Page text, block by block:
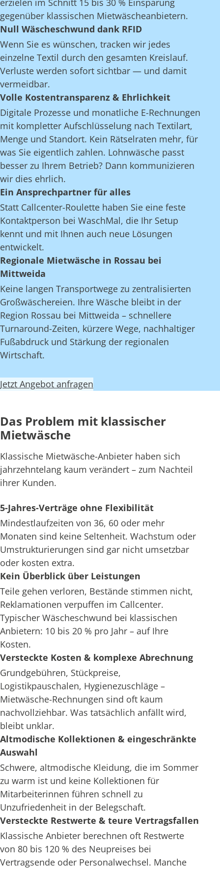
erzielen im Schnitt 15 bis 30 % Einsparung
gegenüber klassischen Mietwäscheanbietern.
Null Wäscheschwund dank RFID
Wenn Sie es wünschen, tracken wir jedes
einzelne Textil durch den gesamten Kreislauf.
Verluste werden sofort sichtbar — und damit
vermeidbar.
Volle Kostentransparenz & Ehrlichkeit
Digitale Prozesse und monatliche E-Rechnungen
mit kompletter Aufschlüsselung nach Textilart,
Menge und Standort. Kein Rätselraten mehr, für
was Sie eigentlich zahlen. Lohnwäsche passt
besser zu Ihrem Betrieb? Dann kommunizieren
wir dies ehrlich.
Ein Ansprechpartner für alles
Statt Callcenter-Roulette haben Sie eine feste
Kontaktperson bei WaschMal, die Ihr Setup
kennt und mit Ihnen auch neue Lösungen
entwickelt.
Regionale Mietwäsche in Rossau bei
Mittweida
Keine langen Transportwege zu zentralisierten
Großwäschereien. Ihre Wäsche bleibt in der
Region Rossau bei Mittweida – schnellere
Turnaround-Zeiten, kürzere Wege, nachhaltiger
Fußabdruck und Stärkung der regionalen
Wirtschaft.
Jetzt Angebot anfragen
Das Problem mit klassischer
Mietwäsche
Klassische Mietwäsche-Anbieter haben sich
jahrzehntelang kaum verändert – zum Nachteil
ihrer Kunden.
5-Jahres-Verträge ohne Flexibilität
Mindestlaufzeiten von 36, 60 oder mehr
Monaten sind keine Seltenheit. Wachstum oder
Umstrukturierungen sind gar nicht umsetzbar
oder kosten extra.
Kein Überblick über Leistungen
Teile gehen verloren, Bestände stimmen nicht,
Reklamationen verpuffen im Callcenter.
Typischer Wäscheschwund bei klassischen
Anbietern: 10 bis 20 % pro Jahr – auf Ihre
Kosten.
Versteckte Kosten & komplexe Abrechnung
Grundgebühren, Stückpreise,
Logistikpauschalen, Hygienezuschläge –
Mietwäsche-Rechnungen sind oft kaum
nachvollziehbar. Was tatsächlich anfällt wird,
bleibt unklar.
Altmodische Kollektionen & eingeschränkte
Auswahl
Schwere, altmodische Kleidung, die im Sommer
zu warm ist und keine Kollektionen für
Mitarbeiterinnen führen schnell zu
Unzufriedenheit in der Belegschaft.
Versteckte Restwerte & teure Vertragsfallen
Klassische Anbieter berechnen oft Restwerte
von 80 bis 120 % des Neupreises bei
Vertragsende oder Personalwechsel. Manche